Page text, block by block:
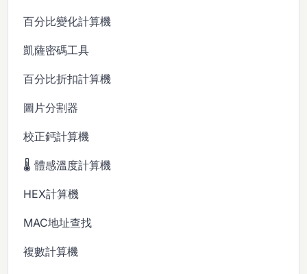
百分比變化計算機
凱薩密碼工具
百分比折扣計算機
圖片分割器
校正鈣計算機
🌡️ 體感溫度計算機
HEX計算機
MAC地址查找
複數計算機